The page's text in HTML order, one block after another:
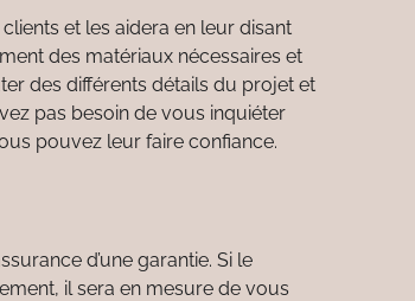
et les aidera en leur disant
des matériaux nécessaires et
des différents détails du projet et
pas besoin de vous inquiéter
pouvez leur faire confiance.
d’une garantie. Si le
il sera en mesure de vous